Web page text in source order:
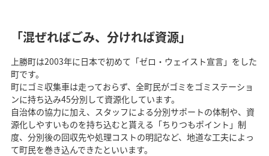
「混ぜればごみ、分ければ資源」
上勝町は2003年に日本で初めて「ゼロ・ウェイスト宣言」をした
町です。
町にゴミ収集車は走っておらず、全町民がゴミをゴミステーショ
ンに持ち込み45分別して資源化しています。
自治体の協力に加え、スタッフによる分別サポートの体制や、資
源化しやすいものを持ち込むと貰える「ちりつもポイント」制
度、分別後の回収先や処理コストの明記など、地道な工夫によっ
て町民を巻き込んできたといいます。